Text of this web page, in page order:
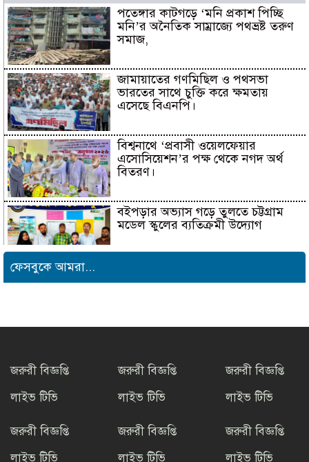
পতেঙ্গার কাটগড়ে ‘মনি প্রকাশ পিচ্ছি
মনি’র অনৈতিক সাম্রাজ্যে পথভ্রষ্ট তরুণ
সমাজ,
জামায়াতের গণমিছিল ও পথসভা
ভারতের সাথে চুক্তি করে ক্ষমতায়
এসেছে বিএনপি।
বিশ্বনাথে ‘প্রবাসী ওয়েলফেয়ার
এসোসিয়েশন’র পক্ষ থেকে নগদ অর্থ
বিতরণ।
বইপড়ার অভ্যাস গড়ে তুলতে চট্টগ্রাম
মডেল স্কুলের ব্যতিক্রমী উদ্যোগ
উদ্যোগের ডাক ইনফো বাংলার
ফেসবুকে আমরা...
জরুরী বিজ্ঞপ্তি
লাইভ টিভি
জরুরী বিজ্ঞপ্তি
লাইভ টিভি
জরুরী বিজ্ঞপ্তি
লাইভ টিভি
জরুরী বিজ্ঞপ্তি
লাইভ টিভি
জরুরী বিজ্ঞপ্তি
লাইভ টিভি
জরুরী বিজ্ঞপ্তি
লাইভ টিভি